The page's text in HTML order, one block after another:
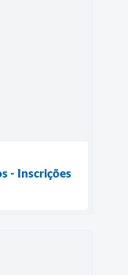
- Inscrições